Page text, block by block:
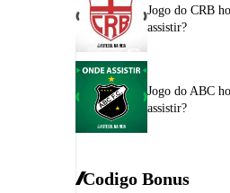
Jogo do CRB
assistir?
Jogo do ABC
assistir?
Codigo Bonus